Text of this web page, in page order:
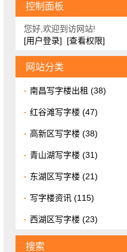
控制面板
您好,欢迎到访网站!
[用户登录]
[查看权限]
网站分类
南昌写字楼出租 (38)
红谷滩写字楼 (47)
高新区写字楼 (38)
青山湖写字楼 (31)
东湖区写字楼 (21)
写字楼资讯 (115)
西湖区写字楼 (23)
搜索